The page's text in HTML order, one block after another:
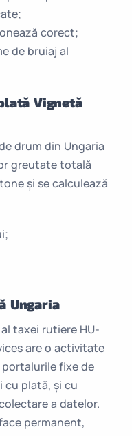
corect;
de bruiaj al
Vignetă
drum din Ungaria
greutate totală
și se calculează
Ungaria
taxei rutiere HU-
are o activitate
fixe de
cu plată, și cu
a datelor.
permanent,